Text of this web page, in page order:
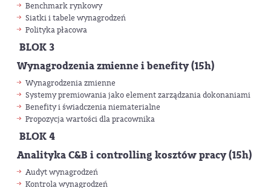
Benchmark rynkowy
Siatki i tabele wynagrodzeń
Polityka płacowa
BLOK 3
Wynagrodzenia zmienne i benefity (15h)
Wynagrodzenia zmienne
Systemy premiowania jako element zarządzania dokonaniami
Benefity i świadczenia niematerialne
Propozycja wartości dla pracownika
BLOK 4
Analityka C&B i controlling kosztów pracy (15h)
Audyt wynagrodzeń
Kontrola wynagrodzeń